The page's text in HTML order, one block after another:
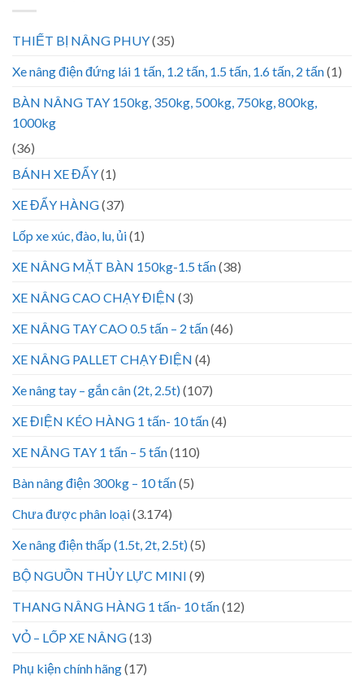
THIẾT BỊ NÂNG PHUY(35)
Xe nâng điện đứng lái 1 tấn, 1.2 tấn, 1.5 tấn, 1.6 tấn, 2 tấn(1)
BÀN NÂNG TAY 150kg, 350kg, 500kg, 750kg, 800kg,
1000kg
(36)
BÁNH XE ĐẨY(1)
XE ĐẨY HÀNG(37)
Lốp xe xúc, đào, lu, ủi(1)
XE NÂNG MẶT BÀN 150kg-1.5 tấn(38)
XE NÂNG CAO CHẠY ĐIỆN (3)
XE NÂNG TAY CAO 0.5 tấn – 2 tấn(46)
XE NÂNG PALLET CHẠY ĐIỆN (4)
Xe nâng tay – gắn cân (2t, 2.5t)(107)
XE ĐIỆN KÉO HÀNG 1 tấn- 10 tấn(4)
XE NÂNG TAY 1 tấn – 5 tấn(110)
Bàn nâng điện 300kg – 10 tấn(5)
Chưa được phân loại(3.174)
Xe nâng điện thấp (1.5t, 2t, 2.5t)(5)
BỘ NGUỒN THỦY LỰC MINI (9)
THANG NÂNG HÀNG 1 tấn- 10 tấn(12)
VỎ – LỐP XE NÂNG(13)
Phụ kiện chính hãng(17)